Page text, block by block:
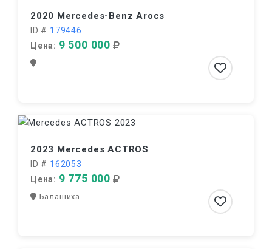
2020 Mercedes-Benz Arocs
ID # 179446
Цена: 9 500 000
2023 Mercedes ACTROS
ID # 162053
Цена: 9 775 000
Балашиха